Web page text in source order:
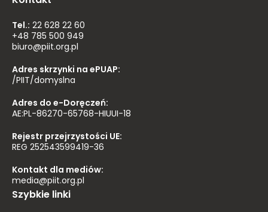
Tel.: 22 628 22 60
+48 785 500 949
biuro@piit.org.pl
Adres skrzynki na ePUAP:
/PIIT/domyslna
Adres do e-Doręczeń:
AE:PL-86270-65768-HIUUI-18
Rejestr przejrzystości UE:
REG 252543599419-36
Kontakt dla mediów:
media@piit.org.pl
Szybkie linki